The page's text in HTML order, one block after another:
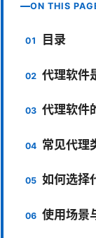
ON THIS
目录
代理软件
代理软件
常见代理
如何选择
使用场景